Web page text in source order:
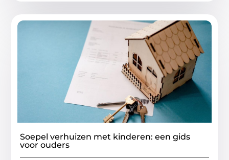
Soepel verhuizen met kinderen: een gids
voor ouders